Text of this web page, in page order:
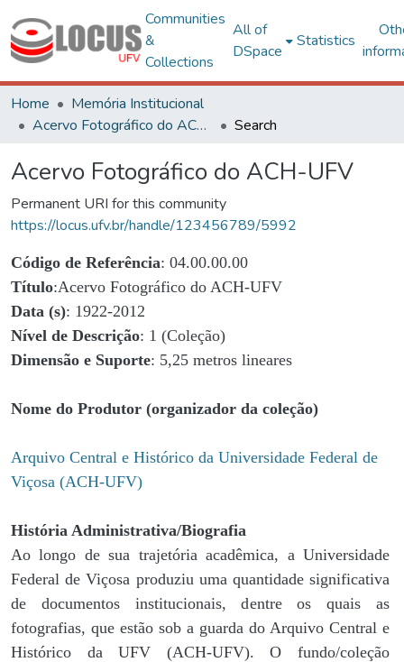
Communities
&
Collections
All of
DSpace
Statistics
Home
Memória Institucional
Acervo Fotográfico do ACH-UFV
Search
Acervo Fotográfico do ACH-UFV
Permanent URI for this community
https://locus.ufv.br/handle/123456789/5992
Código de Referência: 04.00.00.00
Título:Acervo Fotográfico do ACH-UFV
Data (s): 1922-2012
Nível de Descrição: 1 (Coleção)
Dimensão e Suporte: 5,25 metros lineares
Nome do Produtor (organizador da coleção)
Arquivo Central e Histórico da Universidade Federal de
Viçosa (ACH-UFV)
História Administrativa/Biografia
Ao longo de sua trajetória acadêmica, a Universidade
Federal de Viçosa produziu uma quantidade significativa
de documentos institucionais, dentre os quais as
fotografias, que estão sob a guarda do Arquivo Central e
Histórico da UFV (ACH-UFV). O fundo/coleção